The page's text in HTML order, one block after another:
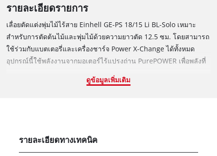
รายละเอียดรายการ
เลื่อยตัดแต่งพุ่มไม้ไร้สาย Einhell GE-PS 18/15 Li BL-Solo เหมาะ
สำหรับการตัดต้นไม้และพุ่มไม้ด้วยความยาวตัด 12.5 ซม. โดยสามารถ
ใช้ร่วมกับแบตเตอรี่และเครื่องชาร์จ Power X-Change ได้ทั้งหมด
อุปกรณ์นี้ใช้พลังงานจากมอเตอร์ไร้แปรงถ่าน PurePOWER เพื่อพลังที่
มากขึ้นและระยะเวลาการใช้งานที่ยาวนานขึ้น โดยหลังจากลง
ทะเบียนออนไลน์ จะมีการรับประกันมอเตอร์นาน 10 ปี นอกจากนี้ราง
ดูข้อมูลเพิ่มเติม
รายละเอียดทางเทคนิค